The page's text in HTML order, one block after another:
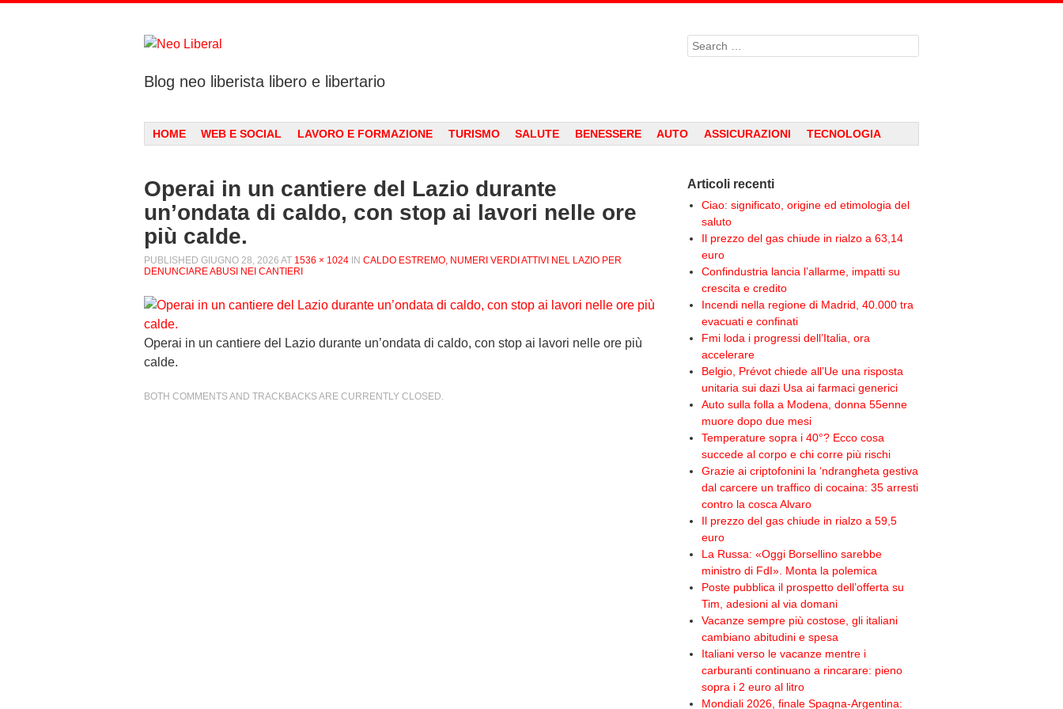
Blog neo liberista libero e libertario
Search
Menu
SKIP TO CONTENT
HOME WEB E SOCIAL LAVORO E FORMAZIONE TURISMO SALUTE BENESSERE AUTO ASSICURAZIONI TECNOLOGIA
Operai in un cantiere del Lazio durante
un’ondata di caldo, con stop ai lavori nelle ore
più calde.
PUBLISHED GIUGNO 28, 2026 AT 1536 × 1024 IN CALDO ESTREMO, NUMERI VERDI ATTIVI NEL LAZIO PER
DENUNCIARE ABUSI NEI CANTIERI
Operai in un cantiere del Lazio durante un’ondata di caldo, con stop ai lavori nelle ore più
calde.
BOTH COMMENTS AND TRACKBACKS ARE CURRENTLY CLOSED.
Articoli recenti
Ciao: significato, origine ed etimologia del
saluto
Il prezzo del gas chiude in rialzo a 63,14
euro
Confindustria lancia l’allarme, impatti su
crescita e credito
Incendi nella regione di Madrid, 40.000 tra
evacuati e confinati
Fmi loda i progressi dell’Italia, ora
accelerare
Belgio, Prévot chiede all’Ue una risposta
unitaria sui dazi Usa ai farmaci generici
Auto sulla folla a Modena, donna 55enne
muore dopo due mesi
Temperature sopra i 40°? Ecco cosa
succede al corpo e chi corre più rischi
Grazie ai criptofonini la ‘ndrangheta gestiva
dal carcere un traffico di cocaina: 35 arresti
contro la cosca Alvaro
Il prezzo del gas chiude in rialzo a 59,5
euro
La Russa: «Oggi Borsellino sarebbe
ministro di FdI». Monta la polemica
Poste pubblica il prospetto dell’offerta su
Tim, adesioni al via domani
Vacanze sempre più costose, gli italiani
cambiano abitudini e spesa
Italiani verso le vacanze mentre i
carburanti continuano a rincarare: pieno
sopra i 2 euro al litro
Mondiali 2026, finale Spagna-Argentina: